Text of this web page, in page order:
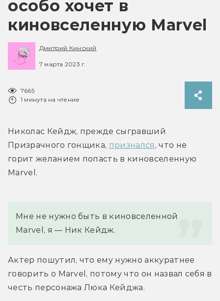
особо хочет в
киновселенную Marvel
Дмитрий Кинский
7 марта 2023 г.
7665
1 минута на чтение
Николас Кейдж, прежде сыгравший
Призрачного гонщика, признался , что не
горит желанием попасть в киновселенную
Marvel.
Мне не нужно быть в киновселенной
Marvel, я — Ник Кейдж.
Актер пошутил, что ему нужно аккуратнее
говорить о Marvel, потому что он назвал себя в
честь персонажа Люка Кейджа.